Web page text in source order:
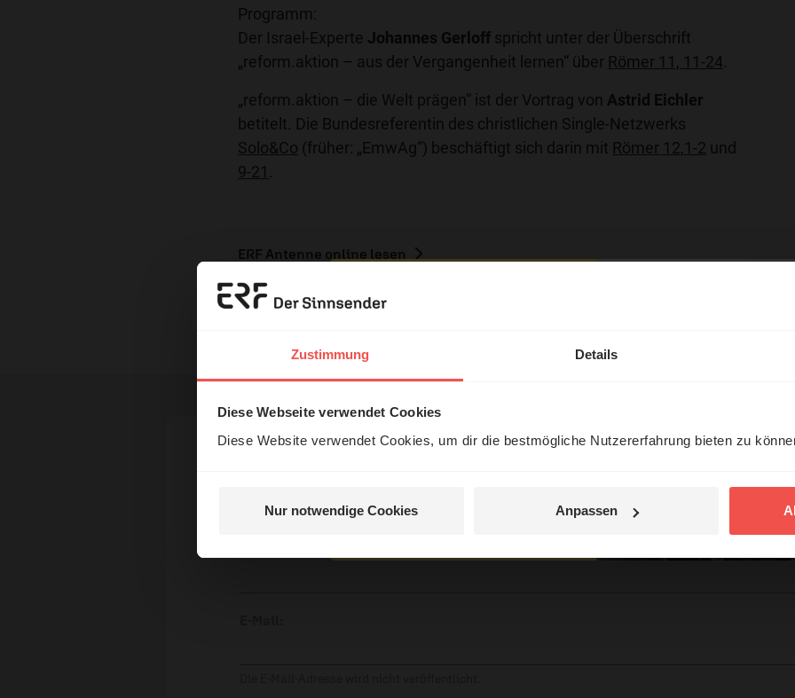
Zustimmung Details
Diese Webseite verwendet Cookies
Diese Website verwendet Cookies, um dir die bestmögliche Nutzererfahrung bieten zu
Nur notwendige Cookies Anpassen
Programm:
Der Israel-Experte Johannes Gerloff spricht unter der Überschrift
„reform.aktion – aus der Vergangenheit lernen“ über Römer 11, 11-24
„reform.aktion – die Welt prägen“ ist der Vortrag von Astrid Eichler
betitelt. Die Bundesreferentin des christlichen Single-Netzwerks
Solo&Co (früher: „EmwAg“) beschäftigt sich darin mit Römer 12,1-2 und
9-21
ERF Antenne online lesen
Dossier zum Thema: „Radikal anders“
Erzähl mal!
Das erleben unsere Hörerinnen
und Hörer mit Gott ...
Jetzt Geschichten